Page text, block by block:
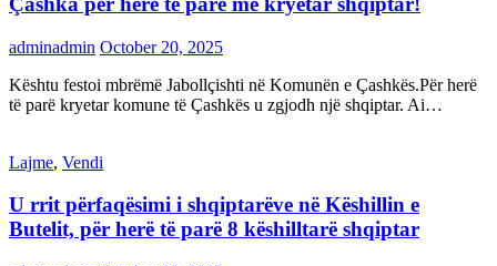
adminadmin October 20, 2025
Kështu festoi mbrëmë Jabollçishti në Komunën e Çashkës.Për herë
të parë kryetar komune të Çashkës u zgjodh një shqiptar. Ai…
Lajme, Vendi
U rrit përfaqësimi i shqiptarëve në Këshillin e
Butelit, për herë të parë 8 këshilltarë shqiptar